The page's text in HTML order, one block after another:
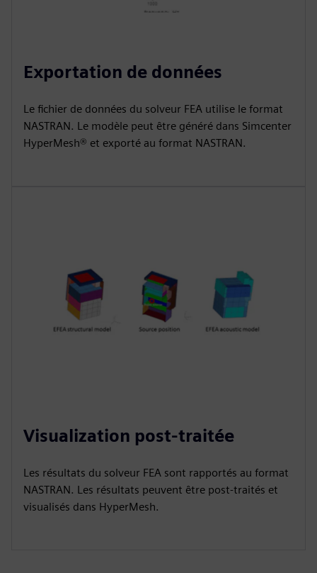
Exportation de données
Le fichier de données du solveur FEA utilise le format
NASTRAN. Le modèle peut être généré dans Simcenter
HyperMesh® et exporté au format NASTRAN.
Visualization post-traitée
Les résultats du solveur FEA sont rapportés au format
NASTRAN. Les résultats peuvent être post-traités et
visualisés dans HyperMesh.